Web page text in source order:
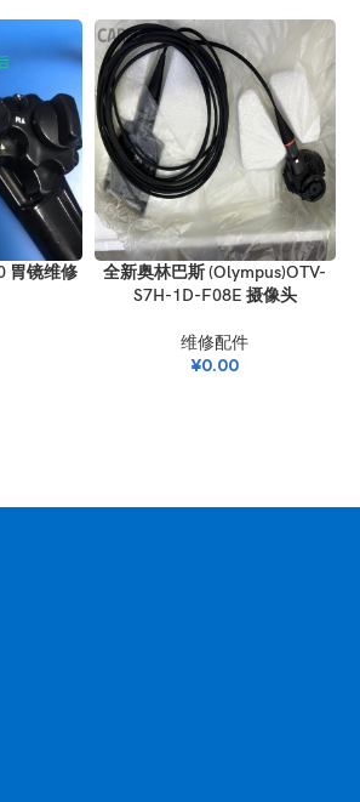
胃镜维修
全新奥林巴斯 (Olympus)OTV-
S7H-1D-F08E 摄像头
维修配件
¥0.00